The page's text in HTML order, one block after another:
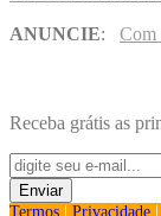
ANUNCIE: Com
Receba grátis as
Termos Privacidade